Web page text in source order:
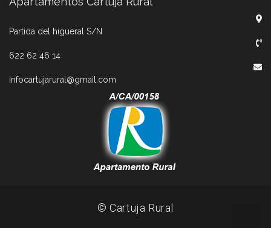
Partida del higueral S/N
622 62 46 14
infocartujarural@gmail.com
© Cartuja Rural